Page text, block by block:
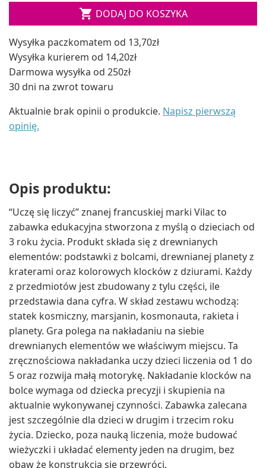
 DODAJ DO KOSZYKA
Wysyłka paczkomatem od 13,70zł
Wysyłka kurierem od 14,20zł
Darmowa wysyłka od 250zł
30 dni na zwrot towaru
Aktualnie brak opinii o produkcie. Napisz pierwszą
opinię.
Opis produktu:
“Uczę się liczyć” znanej francuskiej marki Vilac to
zabawka edukacyjna stworzona z myślą o dzieciach od
3 roku życia. Produkt składa się z drewnianych
elementów: podstawki z bolcami, drewnianej planety z
kraterami oraz kolorowych klocków z dziurami. Każdy
z przedmiotów jest zbudowany z tylu części, ile
przedstawia dana cyfra. W skład zestawu wchodzą:
statek kosmiczny, marsjanin, kosmonauta, rakieta i
planety. Gra polega na nakładaniu na siebie
drewnianych elementów we właściwym miejscu. Ta
zręcznościowa nakładanka uczy dzieci liczenia od 1 do
5 oraz rozwija małą motorykę. Nakładanie klocków na
bolce wymaga od dziecka precyzji i skupienia na
aktualnie wykonywanej czynności. Zabawka zalecana
jest szczególnie dla dzieci w drugim i trzecim roku
życia. Dziecko, poza nauką liczenia, może budować
wieżyczki i układać elementy jeden na drugim, bez
obaw że konstrukcja się przewróci.